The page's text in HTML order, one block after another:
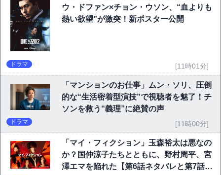
ウ・ドファン×チョン・ウソン、“血よりも
熱い欲望”が激突！新ポスター公開
ドラマ [11時01分]
「マンションのお仕事」ムン・ソリ、圧倒
的な“生活密着型演技”で視聴者を魅了！チ
ソンを救う“義理”に絶賛の声
ドラマ [11時00分]
「マイ・フィクション」玉森裕太は悪なの
か？国仲涼子たちとともに、野村周平、宮
澤エマを陥れた【第6話ネタバレと第7話予